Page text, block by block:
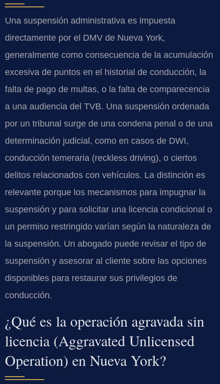
Una suspensión administrativa es impuesta
directamente por el DMV de Nueva York,
generalmente como consecuencia de la acumulación
excesiva de puntos en el historial de conducción, la
falta de pago de multas, o la falta de comparecencia
a una audiencia del TVB. Una suspensión ordenada
por un tribunal surge de una condena penal o de una
determinación judicial, como en casos de DWI,
conducción temeraria (reckless driving), o ciertos
delitos relacionados con vehículos. La distinción es
relevante porque los mecanismos para impugnar la
suspensión y para solicitar una licencia condicional o
un permiso restringido varían según la naturaleza de
la suspensión. Un abogado puede revisar el tipo de
suspensión y asesorar al cliente sobre las opciones
disponibles para restaurar sus privilegios de
conducción.
¿Qué es la operación agravada sin
licencia (Aggravated Unlicensed
Operation) en Nueva York?